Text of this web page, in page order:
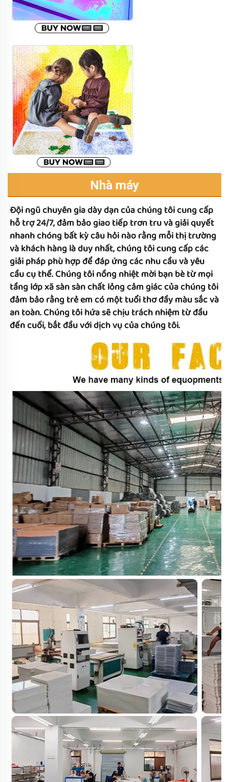
Nhà máy
Đội ngũ chuyên gia dày dạn của chúng tôi cung cấp
hỗ trợ 24/7, đảm bảo giao tiếp trơn tru và giải quyết
nhanh chóng bất kỳ câu hỏi nào rằng mỗi thị trường
và khách hàng là duy nhất, chúng tôi cung cấp các
giải pháp phù hợp để đáp ứng các nhu cầu và yêu
cầu cụ thể. Chúng tôi nồng nhiệt mời bạn bè từ mọi
tầng lớp xã
đảm bảo rằng trẻ em có một tuổi thơ đầy màu sắc và
an toàn. Chúng tôi hứa sẽ chịu trách nhiệm từ đầu
đến cuối, bắt đầu với dịch vụ của chúng tôi.